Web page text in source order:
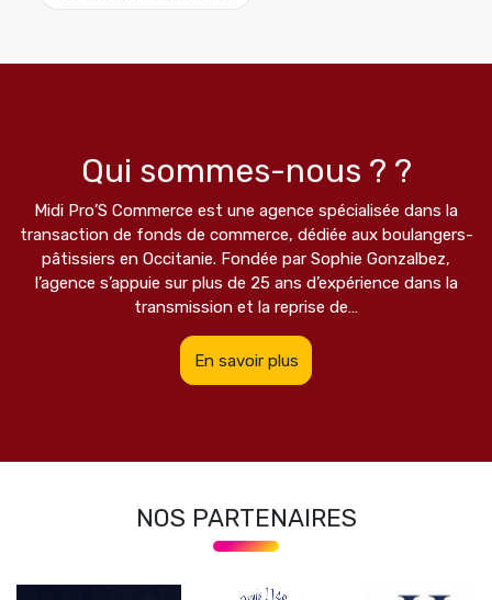
Qui sommes-nous ? ?
Midi Pro’S Commerce est une agence spécialisée dans la
transaction de fonds de commerce, dédiée aux boulangers-
pâtissiers en Occitanie. Fondée par Sophie Gonzalbez,
l’agence s’appuie sur plus de 25 ans d’expérience dans la
transmission et la reprise de…
En savoir plus
NOS PARTENAIRES